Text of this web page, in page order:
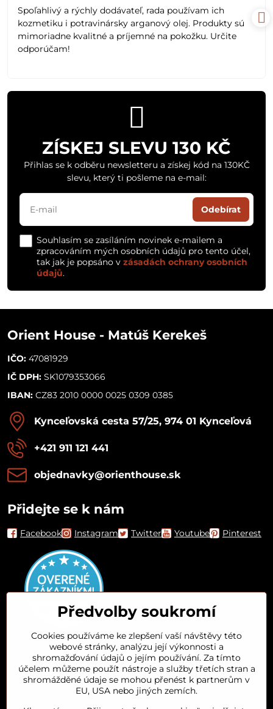
5
Spoľahlivý a rýchly dodávateľ, rada používam ich
kozmetiku i potravinársky arganový olej. Produkty sú
mimoriadne kvalitné a príjemné na pokožku. Určite
odporúčam!
ZÍSKEJ SLEVU 130 KČ
Přihlas se k odběru newsletteru a získej kód na 130KČ
slevu, který ti pošleme na e-mail:
Odebírat
Souhlasím se zasíláním novinek e-mailem a
zpracováním mých osobních údajů pro tento účel,
tak jak je popsáno v zásadách ochrany osobních
údajů.
Orient House - Matúš Kerekeš
IČO: 47081929
IČ DPH: SK1079353066
IBAN: CZ83 2010 0000 0025 0309 0385
Kynceľovská cesta 57/25, 974 01 Kynceľová
+421 911 121 441
objednavky​@orienthouse​.sk
Přidejte se k nám
Facebook Instagram Twitter Youtube Pinterest
Orient House
Arganový olej
Předvolby soukromí
Cookies používáme ke zlepšení vaší návštěvy této
webové stránky, analýzu její výkonnosti a
shromažďování údajů o jejím používání. Za tímto
účelem můžeme použít nástroje a služby třetích stran a
shromážděné údaje se mohou přenést k partnerům v
EU, USA nebo jiných zemích.